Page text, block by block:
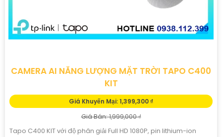
CAMERA AI NĂNG LƯỢNG MẶT TRỜI TAPO C400
KIT
Giá Khuyến Mại: 1,399,300 ₫
Giá Bán: 1,999,000 ₫
Tapo C400 KIT với độ phân giải Full HD 1080P, pin lithium-ion